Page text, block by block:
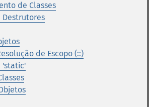
de Classes
Destrutores
de Escopo (::)
'static'